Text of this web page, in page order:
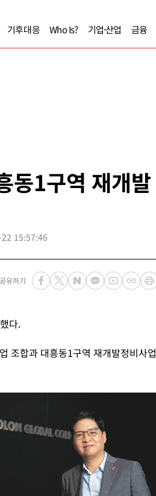
기후대응 Who Is? 기업·산업 금융
동1구역 재개발
15:57:46
공유하기
다.
조합과 대흥동1구역 재개발정비사업